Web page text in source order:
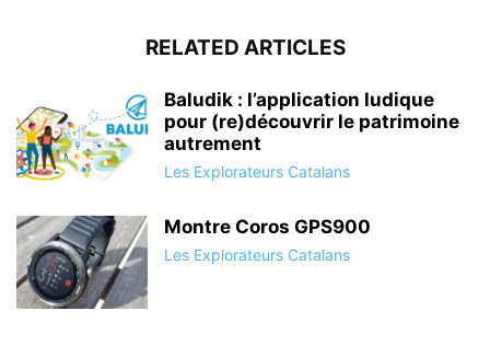
RELATED ARTICLES
Baludik : l’application ludique
pour (re)découvrir le patrimoine
autrement
Les Explorateurs Catalans
Montre Coros GPS900
Les Explorateurs Catalans